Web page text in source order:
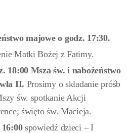
majowe o godz. 17:30.
Matki Bożej z Fatimy.
18:00 Msza św. i nabożeństwo
II. Prosimy o składanie próśb
św. spotkanie Akcji
święto św. Macieja.
spowiedź dzieci – I